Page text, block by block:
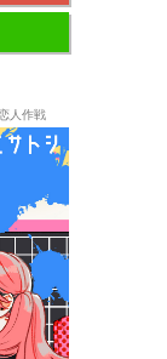
人作戦